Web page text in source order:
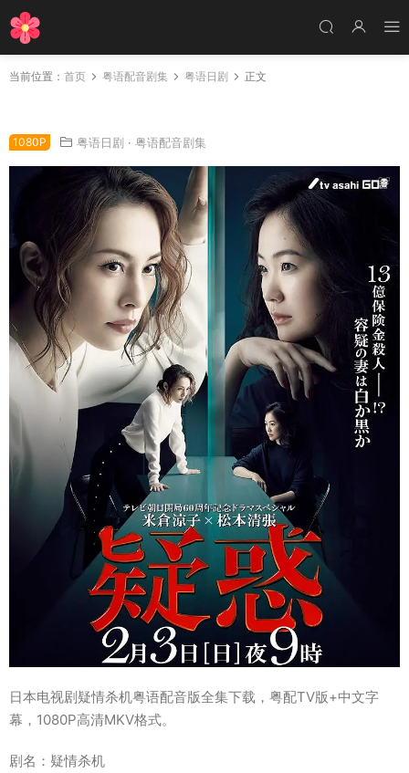
当前位置： 首页 粤语配音剧集 粤语日剧 正文
1080P 粤语日剧 · 粤语配音剧集
日本电视剧疑情杀机粤语配音版全集下载，粤配TV版+中文字
幕，1080P高清MKV格式。
剧名：疑情杀机